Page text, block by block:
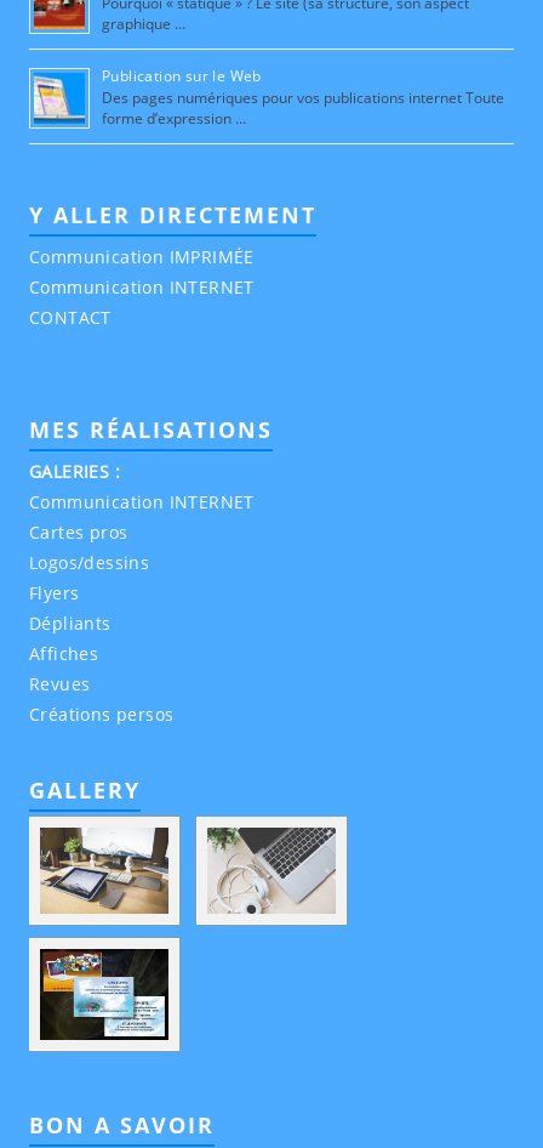
graphique …
Publication sur le Web
Des pages numériques pour vos publications internet Toute
forme d’expression …
Y ALLER DIRECTEMENT
Communication IMPRIMÉE
Communication INTERNET
CONTACT
MES RÉALISATIONS
GALERIES :
Communication INTERNET
Cartes pros
Logos/dessins
Flyers
Dépliants
Affiches
Revues
Créations persos
GALLERY
BON A SAVOIR